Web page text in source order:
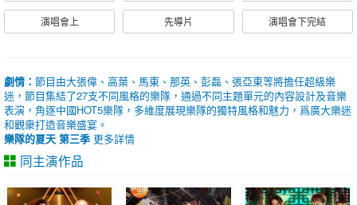
演唱會上 先導片 演唱會下完結
劇情： 節目由大張偉、高葉、馬東、那英、彭磊、張亞東等將擔任超級樂
迷，節目集結了27支不同風格的樂隊，通過不同主題單元的內容設計及音樂
表演，角逐中國HOT5樂隊，多維度展現樂隊的獨特風格和魅力，爲廣大樂迷
和觀衆打造音樂盛宴。
樂隊的夏天 第三季 更多詳情
同主演作品